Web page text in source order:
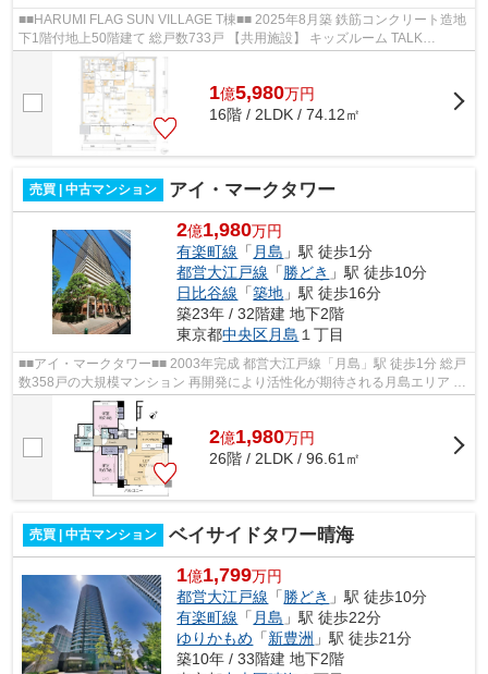
■■HARUMI FLAG SUN VILLAGE T棟■■ 2025年8月築 鉄筋コンクリート造地
下1階付地上50階建て 総戸数733戸 【共用施設】 キッズルーム TALK
SALON SKY LOUNGE URBAN ゲストルーム パーテ...
1億5,980万円
16階 / 2LDK / 74.12㎡
売買 | 中古マンション アイ・マークタワー
2億1,980万円
有楽町線 「 月島 」駅 徒歩1分
都営大江戸線 「勝どき 」駅 徒歩10分
日比谷線 「築地 」駅 徒歩16分
築23年 / 32階建 地下2階
東京都中央区月島 １丁目
■■アイ・マークタワー■■ 2003年完成 都営大江戸線「月島」駅 徒歩1分 総戸
数358戸の大規模マンション 再開発により活性化が期待される月島エリア 大
理石を基調とした高級感あるロビ...
2億1,980万円
26階 / 2LDK / 96.61㎡
売買 | 中古マンション ベイサイドタワー晴海
1億1,799万円
都営大江戸線 「 勝どき 」駅 徒歩10分
有楽町線 「 月島 」駅 徒歩22分
ゆりかもめ 「新豊洲 」駅 徒歩21分
築10年 / 33階建 地下2階